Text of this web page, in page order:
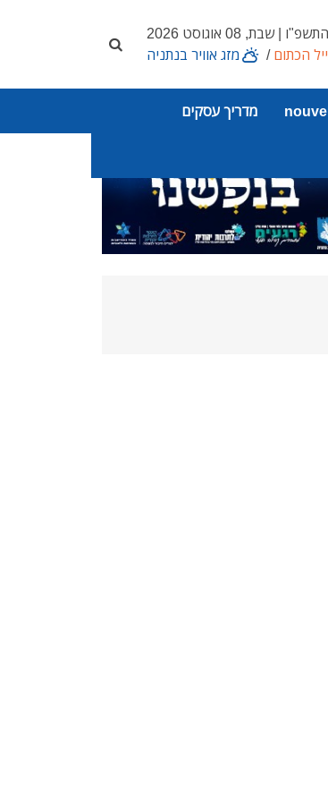
| שבת, 08 אוגוסט 2026
הכתום/ מזג אוויר בנתניה
מדריך עסקים